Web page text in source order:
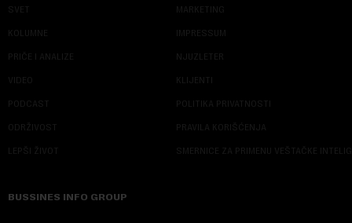
SVET
KOLUMNE
PRIČE I ANALIZE
VIDEO
PODCAST
ODRŽIVOST
LEPŠI ŽIVOT
MARKETING
IMPRESSUM
NJUZLETER
KLIJENTI
POLITIKA PRIVATNOSTI
PRAVILA KORIŠĆENJA
SMERNICE ZA PRIMENU VEŠTAČKE
BUSSINES INFO GROUP